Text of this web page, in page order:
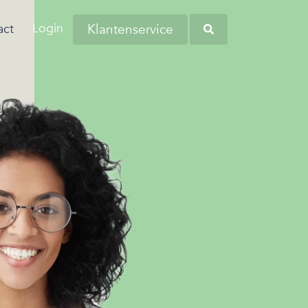
Dit komt
de woonlasten in
hoog zijn…
kampen met
persoonlijke financiële
zorgen?
en andere
omtrent
regio's. Kom bij ons
en wellicht word jij onze
collega!
Login Klantenservice